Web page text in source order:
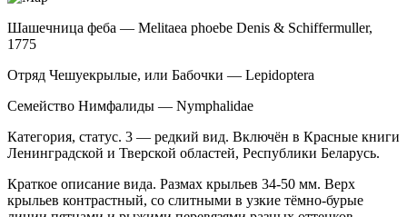
Шашечница феба — Melitaea phoebe Denis & Schiffermuller,
1775
Отряд Чешуекрылые, или Бабочки — Lepidoptera
Семейство Нимфалиды — Nymphalidae
Категория, статус. 3 — редкий вид. Включён в Красные книги
Ленинградской и Тверской областей, Республики Беларусь.
Краткое описание вида. Размах крыльев 34-­50 мм. Верх
крыльев контрастный, со слитными в уз­кие тёмно-бурые